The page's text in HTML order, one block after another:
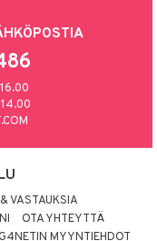
VASTAUKSIA
OTA YHTEYTTÄ
MYYNTIEHDOT